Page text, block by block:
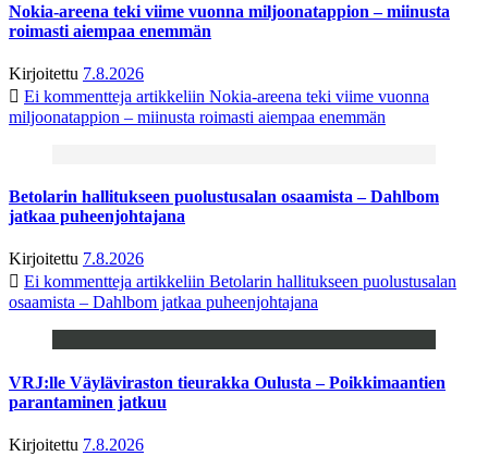
Nokia-areena teki viime vuonna miljoonatappion – miinusta
roimasti aiempaa enemmän
Kirjoitettu 7.8.2026
Ei kommentteja artikkeliin Nokia-areena teki viime vuonna
miljoonatappion – miinusta roimasti aiempaa enemmän
Betolarin hallitukseen puolustusalan osaamista – Dahlbom
jatkaa puheenjohtajana
Kirjoitettu 7.8.2026
Ei kommentteja artikkeliin Betolarin hallitukseen puolustusalan
osaamista – Dahlbom jatkaa puheenjohtajana
VRJ:lle Väyläviraston tieurakka Oulusta – Poikkimaantien
parantaminen jatkuu
Kirjoitettu 7.8.2026